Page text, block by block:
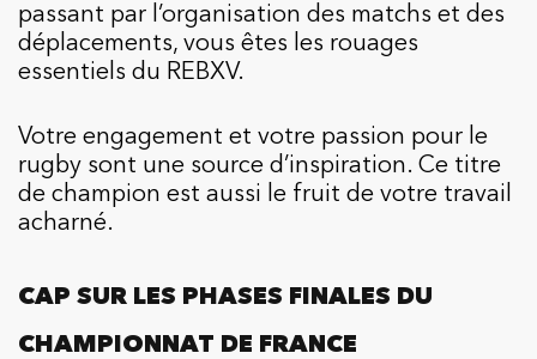
passant par l’organisation des matchs et des
déplacements, vous êtes les rouages
essentiels du REBXV.
Votre engagement et votre passion pour le
rugby sont une source d’inspiration. Ce titre
de champion est aussi le fruit de votre travail
acharné.
CAP SUR LES PHASES FINALES DU
CHAMPIONNAT DE FRANCE